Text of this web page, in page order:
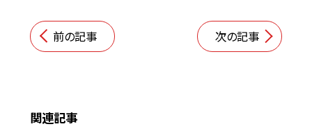
前の記事 次の記事
関連記事